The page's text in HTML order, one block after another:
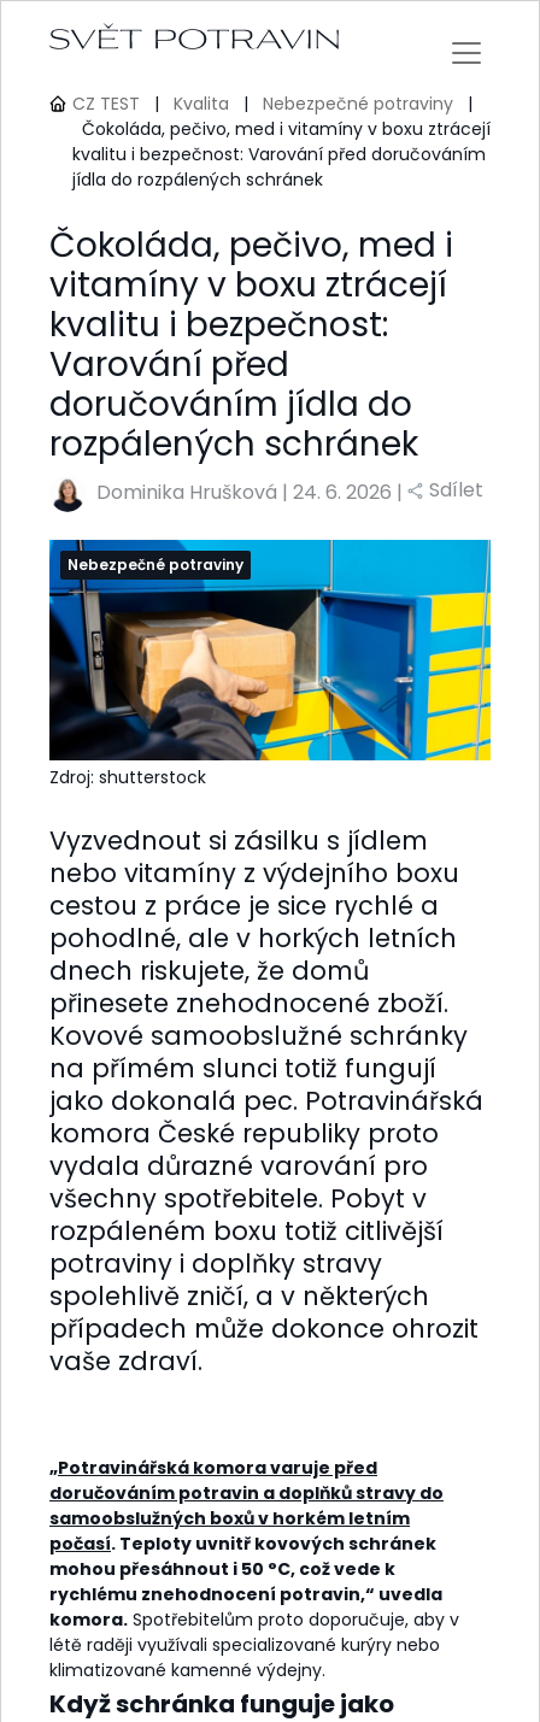
CZ TEST | Kvalita | Nebezpečné potraviny
|
Čokoláda, pečivo, med i vitamíny v boxu ztrácejí
kvalitu i bezpečnost: Varování před doručováním
jídla do rozpálených schránek
Čokoláda, pečivo, med i
vitamíny v boxu ztrácejí
kvalitu i bezpečnost:
Varování před
doručováním jídla do
rozpálených schránek
Dominika Hrušková | 24. 6. 2026 | Sdílet
Nebezpečné potraviny
Zdroj: shutterstock
Vyzvednout si zásilku s jídlem
nebo vitamíny z výdejního boxu
cestou z práce je sice rychlé a
pohodlné, ale v horkých letních
dnech riskujete, že domů
přinesete znehodnocené zboží.
Kovové samoobslužné schránky
na přímém slunci totiž fungují
jako dokonalá pec. Potravinářská
komora České republiky proto
vydala důrazné varování pro
všechny spotřebitele. Pobyt v
rozpáleném boxu totiž citlivější
potraviny i doplňky stravy
spolehlivě zničí, a v některých
případech může dokonce ohrozit
vaše zdraví.
„Potravinářská komora varuje před
doručováním potravin a doplňků stravy do
samoobslužných boxů v horkém letním
počasí. Teploty uvnitř kovových schránek
mohou přesáhnout i 50 °C, což vede k
rychlému znehodnocení potravin,“ uvedla
komora. Spotřebitelům proto doporučuje, aby v
létě raději využívali specializované kurýry nebo
klimatizované kamenné výdejny.
Když schránka funguje jako